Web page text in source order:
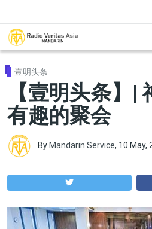
壹明头条
【壹明头条】|
有趣的聚会
By Mandarin Service, 10 May,